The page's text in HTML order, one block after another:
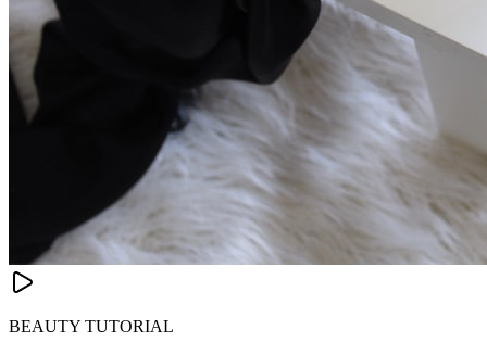
BEAUTY TUTORIAL